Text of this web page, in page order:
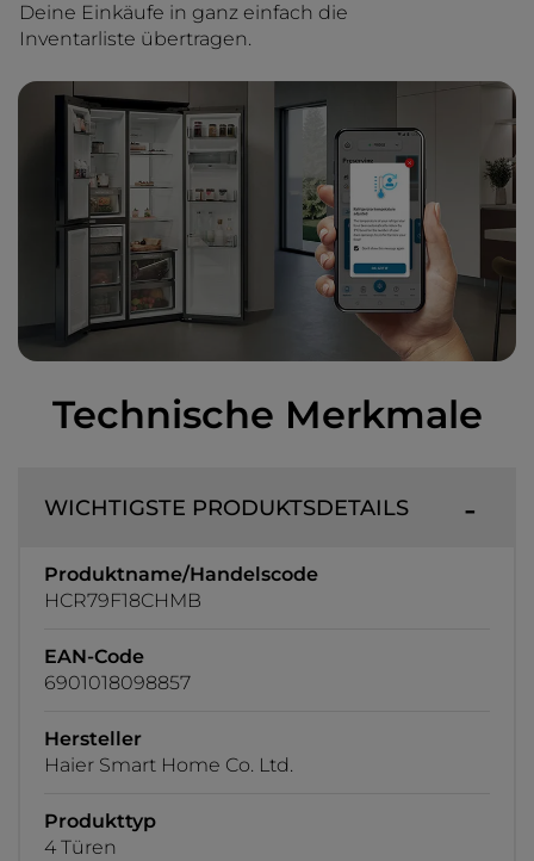
Deine Einkäufe in ganz einfach die
Inventarliste übertragen.
Technische Merkmale
WICHTIGSTE PRODUKTSDETAILS
Produktname/Handelscode
HCR79F18CHMB
EAN-Code
6901018098857
Hersteller
Haier Smart Home Co. Ltd.
Produkttyp
4 Türen